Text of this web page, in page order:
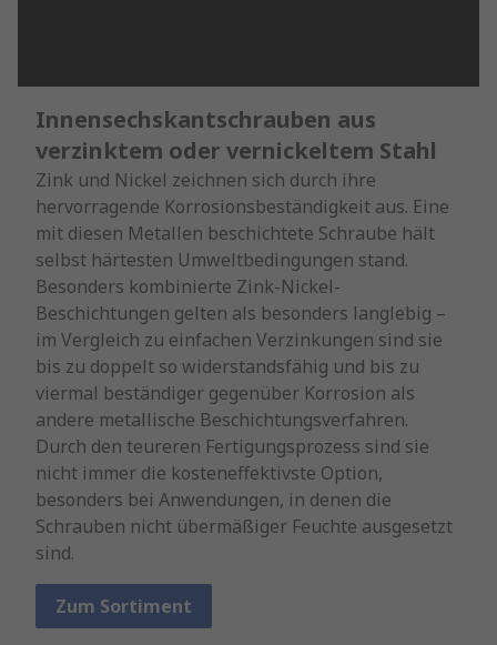
Innensechskantschrauben aus
verzinktem oder vernickeltem Stahl
Zink und Nickel zeichnen sich durch ihre
hervorragende Korrosionsbeständigkeit aus. Eine
mit diesen Metallen beschichtete Schraube hält
selbst härtesten Umweltbedingungen stand.
Besonders kombinierte Zink-Nickel-
Beschichtungen gelten als besonders langlebig –
im Vergleich zu einfachen Verzinkungen sind sie
bis zu doppelt so widerstandsfähig und bis zu
viermal beständiger gegenüber Korrosion als
andere metallische Beschichtungsverfahren.
Durch den teureren Fertigungsprozess sind sie
nicht immer die kosteneffektivste Option,
besonders bei Anwendungen, in denen die
Schrauben nicht übermäßiger Feuchte ausgesetzt
sind.
Zum Sortiment